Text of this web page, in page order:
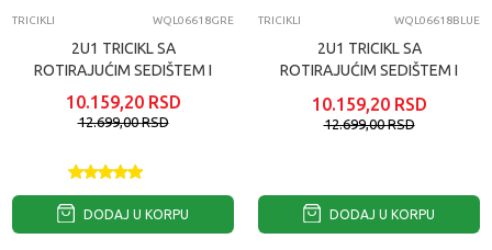
TRICIKLI WQL06618GRE
2U1 TRICIKL SA
ROTIRAJUĆIM SEDIŠTEM I
SKLOPIVOM TENDOM
GREEN ECOTOYS
10.159,20 RSD
12.699,00RSD
DODAJ U KORPU
TRICIKLI WQL06618BLUE
2U1 TRICIKL SA
ROTIRAJUĆIM SEDIŠTEM I
BLUE ECOTOYS
10.159,20 RSD
12.699,00RSD
DODAJ U KORPU